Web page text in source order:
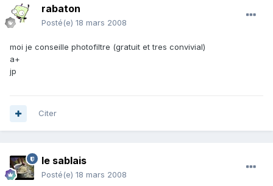
rabaton
Posté(e) 18 mars 2008
moi je conseille photofiltre (gratuit et tres convivial)
a+
jp
Citer
le sablais
Posté(e) 18 mars 2008